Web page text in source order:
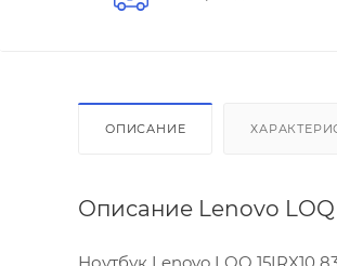
ОПИСАНИЕ
Описание Lenovo LOQ